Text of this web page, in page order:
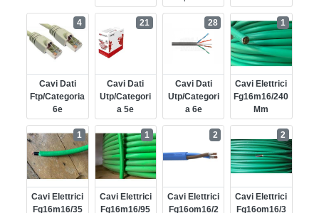
Cavi Dati
Ftp/categoria
6e
4
Cavi Dati
Utp/categori
A 5e
21
Cavi Dati
Utp/categori
A 6e
28
Cavi Elettrici
Fg16m16/240
Mm
1
Cavi Elettrici
Fg16m16/35
1
Cavi Elettrici
Fg16m16/95
1
Cavi Elettrici
Fg16om16/2
2
Cavi Elettrici
Fg16om16/3
2